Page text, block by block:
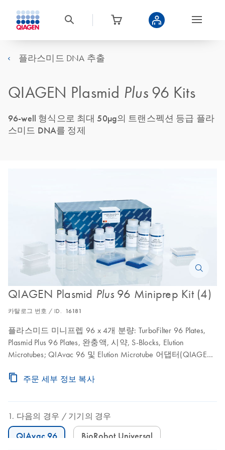
플라스미드 DNA 추출
QIAGEN Plasmid Plus96 Kits
96-well 형식으로 최대 50µg의 트랜스펙션 등급 플라
스미드 DNA를 정제
QIAGEN Plasmid Plus96 Miniprep Kit (4)
카탈로그 번호 / ID. 16181
플라스미드 미니프렙 96 x 4개 분량: TurboFilter 96 Plates,
Plasmid Plus 96 Plates, 완충액, 시약, S-Blocks, Elution
Microtubes; QIAvac 96 및 Elution Microtube 어댑터(QIAGEN
원심분리 시스템을 사용해야 함.
주문 세부 정보 복사
다음의 경우 기기의 경우
QIAvac 96 BioRobot Universal